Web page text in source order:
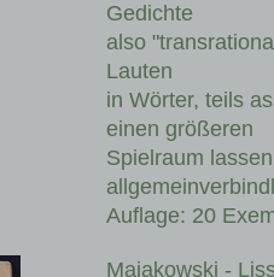
Gedichte
also
Lauten
in Wörter, teils
einen größeren
Spielraum
Auflage: 20
Majakowski -